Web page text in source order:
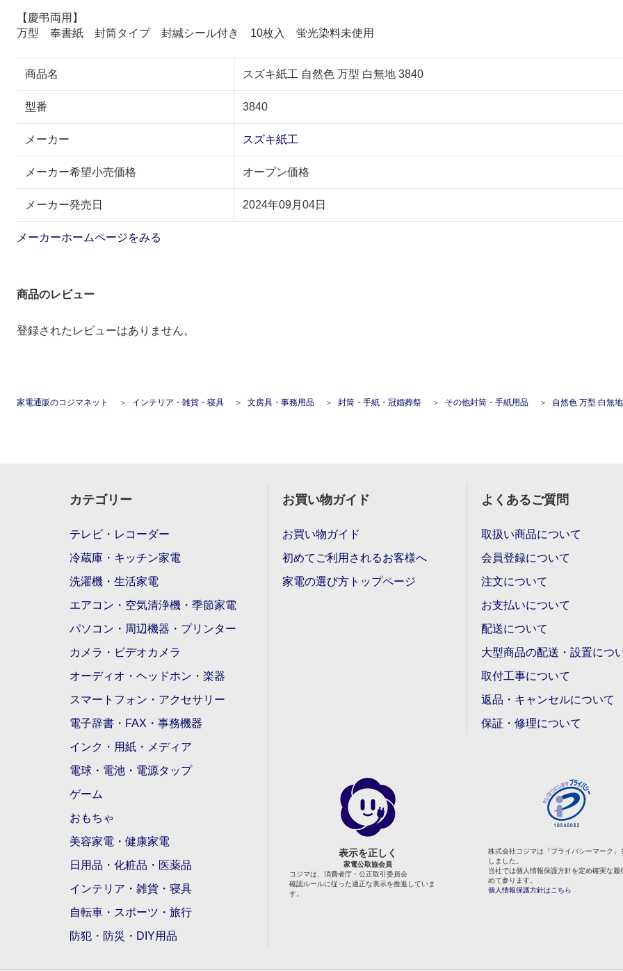
【慶弔両用】
万型 奉書紙 封筒タイプ 封緘シール付き 10枚入 蛍光染料未使用
商品名 スズキ紙工 自然色 万型 白無地 3840
型番 3840
メーカー スズキ紙工
メーカー希望小売価格 オープン価格
メーカー発売日 2024年09月04日
メーカーホームページをみる
商品のレビュー
登録されたレビューはありません。
家電通販のコジマネット インテリア・雑貨・寝具 文房具・事務用品 封筒・手紙・冠婚葬祭 その他封筒・手紙用品 自然色 万型 白無地
カテゴリー
テレビ・レコーダー
冷蔵庫・キッチン家電
洗濯機・生活家電
エアコン・空気清浄機・季節家電
パソコン・周辺機器・プリンター
カメラ・ビデオカメラ
オーディオ・ヘッドホン・楽器
スマートフォン・アクセサリー
電子辞書・FAX・事務機器
インク・用紙・メディア
電球・電池・電源タップ
ゲーム
おもちゃ
美容家電・健康家電
日用品・化粧品・医薬品
インテリア・雑貨・寝具
自転車・スポーツ・旅行
防犯・防災・DIY用品
お買い物ガイド
お買い物ガイド
初めてご利用されるお客様へ
家電の選び方トップページ
よくあるご質問
取扱い商品について
会員登録について
注文について
お支払いについて
配送について
大型商品の配送・設置につ
取付工事について
返品・キャンセルについて
保証・修理について
表示を正しく
家電公取協会員
コジマは、消費者庁・公正取引委員会
確認ルールに従った適正な表示を推進していま
す。
株式会社コジマは「プライバシーマーク」
しました。
当社では個人情報保護方針を定め確実な履
めて参ります。
個人情報保護方針はこちら